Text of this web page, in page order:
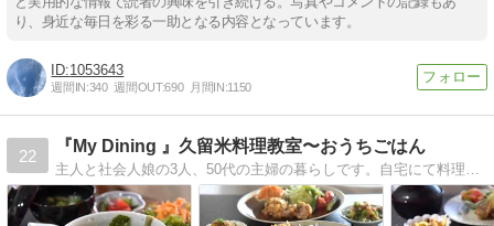
り、身近な毎日を彩る一助となる内容となっています。
1053643
週間IN:340 週間OUT:690 月間IN:1150
22
『My Dining 』久留米料理教室〜おうちごはん